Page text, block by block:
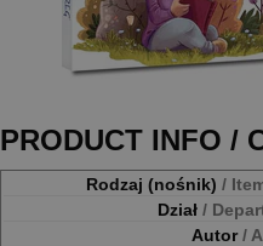
PRODUCT INFO /
Rodzaj (nośnik) /
Dział /
Autor/